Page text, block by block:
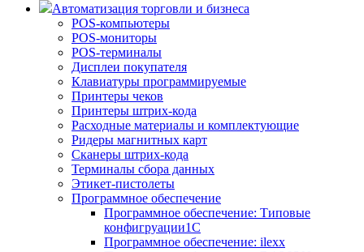
Автоматизация торговли и бизнеса
POS-компьютеры
POS-мониторы
POS-терминалы
Дисплеи покупателя
Клавиатуры программируемые
Принтеры чеков
Принтеры штрих-кода
Расходные материалы и комплектующие
Ридеры магнитных карт
Сканеры штрих-кода
Терминалы сбора данных
Этикет-пистолеты
Программное обеспечение
Программное обеспечение: Типовые
конфигруации1С
Программное обеспечение: ilexx